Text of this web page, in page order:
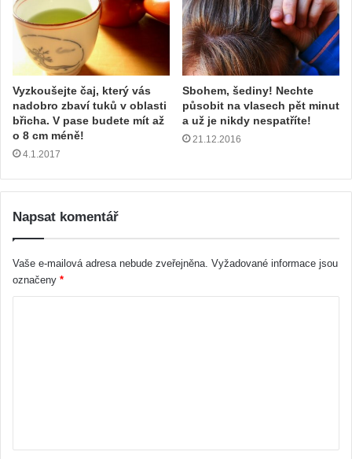
Vyzkoušejte čaj, který vás
nadobro zbaví tuků v oblasti
břicha. V pase budete mít až
o 8 cm méně!
4.1.2017
Sbohem, šediny! Nechte
působit na vlasech pět minut
a už je nikdy nespatříte!
21.12.2016
Napsat komentář
Vaše e-mailová adresa nebude zveřejněna. Vyžadované informace jsou
označeny *